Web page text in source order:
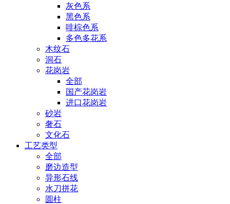
灰色系
黑色系
啡棕色系
多色多花系
木纹石
洞石
花岗岩
全部
国产花岗岩
进口花岗岩
砂岩
奢石
文化石
工艺类型
全部
磨边造型
异形石线
水刀拼花
圆柱